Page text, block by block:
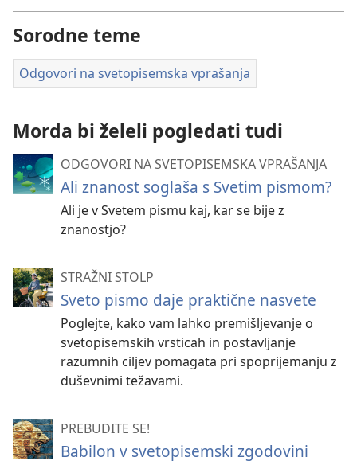
Sorodne teme
Odgovori na svetopisemska vprašanja
Morda bi želeli pogledati tudi
ODGOVORI NA SVETOPISEMSKA VPRAŠANJA
Ali znanost soglaša s Svetim pismom?
Ali je v Svetem pismu kaj, kar se bije z
znanostjo?
STRAŽNI STOLP
Sveto pismo daje praktične nasvete
Poglejte, kako vam lahko premišljevanje o
svetopisemskih vrsticah in postavljanje
razumnih ciljev pomagata pri spoprijemanju z
duševnimi težavami.
PREBUDITE SE!
Babilon v svetopisemski zgodovini